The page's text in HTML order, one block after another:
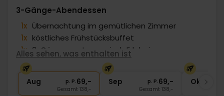
3-Gänge-Abendessen
1x Übernachtung im gemütlichen Zimmer
1x köstliches Frühstücksbuffet
1x 3-Gänge gastronomisch Erlebnis
1x
∞ Gratis Parken
Alles sehen, was enthalten ist
Aug p. P.69,-
Gesamt 138,-
Sep p. P.69,-
Gesamt 138,-
Okt